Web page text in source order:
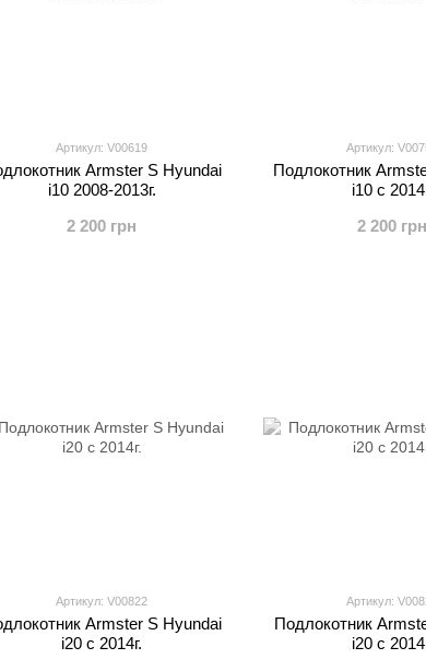
Артикул: V00619
Armster S Hyundai
i10 2008-2013г.
2 200 грн
Артикул:
Подлокотник
i10 c
2 200 грн
Артикул: V00822
Armster S Hyundai
i20 c 2014г.
Артикул:
Подлокотник
i20 c